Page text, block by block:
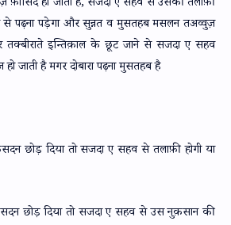
से पढ़ना पड़ेगा और सुन्नत व मुसतहब मसलन तअव्वुज़
इन्तिक़ाल के छूट जाने से सजदा ए सहव
जाती है मगर दोबारा पढ़ना मुसतहब है
छोड़ दिया तो सजदा ए सहव से तलाफ़ी होगी या
छोड़ दिया तो सजदा ए सहव से उस नुक़सान की